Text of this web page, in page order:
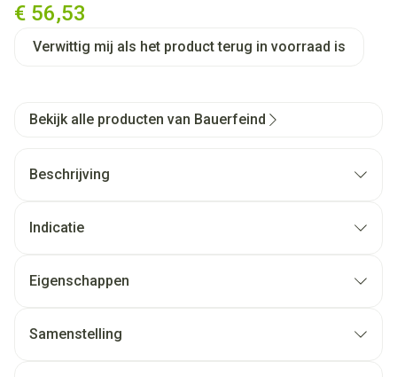
€ 56,53
Verwittig mij als het product terug in voorraad is
Bekijk alle producten van Bauerfeind
Beschrijving
Indicatie
Eigenschappen
Samenstelling